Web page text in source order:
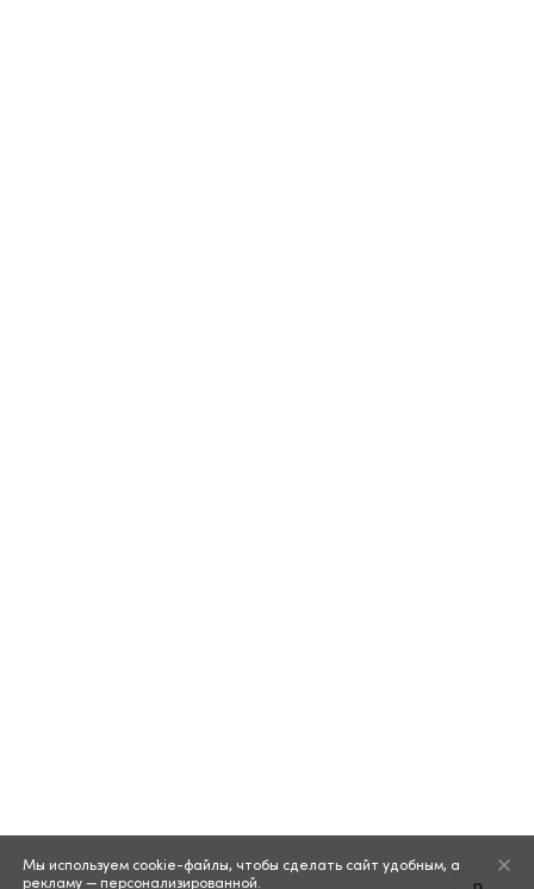
Мы используем cookie-файлы, чтобы сделать сайт удобным, а
рекламу — персонализированной.